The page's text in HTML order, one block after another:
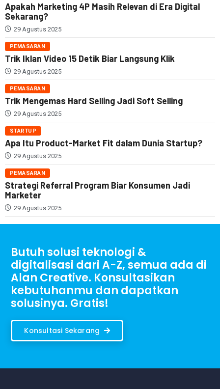
Apakah Marketing 4P Masih Relevan di Era Digital
Sekarang?
29 Agustus 2025
PEMASARAN
Trik Iklan Video 15 Detik Biar Langsung Klik
29 Agustus 2025
PEMASARAN
Trik Mengemas Hard Selling Jadi Soft Selling
29 Agustus 2025
STARTUP
Apa Itu Product-Market Fit dalam Dunia Startup?
29 Agustus 2025
PEMASARAN
Strategi Referral Program Biar Konsumen Jadi
Marketer
29 Agustus 2025
Butuh solusi teknologi &
digitalisasi dari A-Z, semua ada di
Alan Creative. Konsultasikan
kebutuhanmu dan dapatkan
solusinya. Gratis!
Konsultasi Sekarang